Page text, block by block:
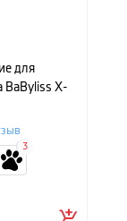
для
BaByliss X-
3